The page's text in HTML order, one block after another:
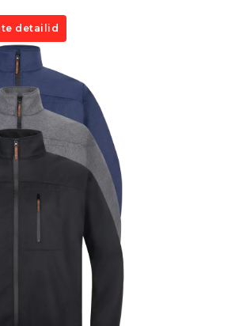
detailid